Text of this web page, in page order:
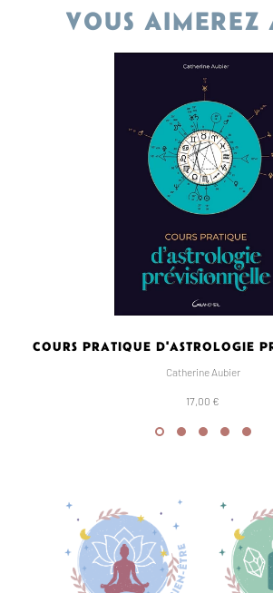
VOUS AIMEREZ
COURS PRATIQUE D'ASTROLOGIE
Catherine Aubier
17,00 €